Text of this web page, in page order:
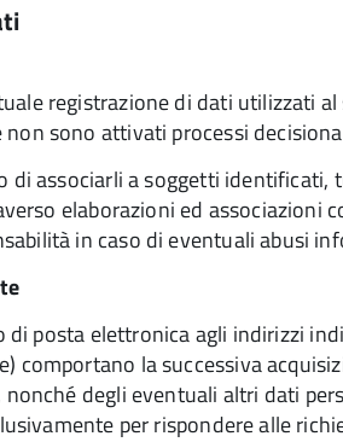
registrazione di dati utilizzati
sono attivati processi
di associarli a soggetti
elaborazioni ed associazioni
in caso di eventuali abusi
posta elettronica agli indirizzi
comportano la successiva
degli eventuali altri dati
per rispondere alle